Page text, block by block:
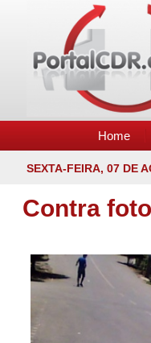
Home
SEXTA-FEIRA, 07 DE
Contra